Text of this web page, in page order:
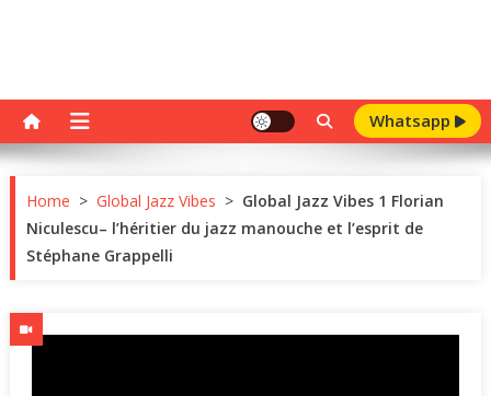
Whatsapp
Home > Global Jazz Vibes > Global Jazz Vibes 1 Florian
Niculescu– l’héritier du jazz manouche et l’esprit de
Stéphane Grappelli